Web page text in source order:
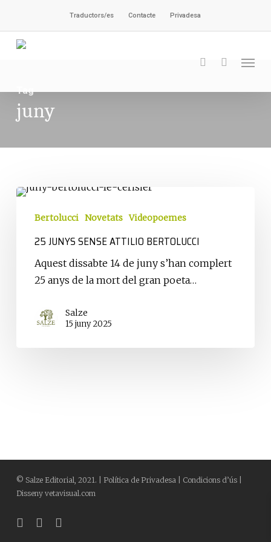
contingut
Traductors/es Contacte Privadesa
cerca
Tag
juny
25
junys
Attilio
Bertolucci
Bertolucci Novetats Videopoemes
25 JUNYS SENSE ATTILIO BERTOLUCCI
Aquest dissabte 14 de juny s’han complert
25 anys de la mort del gran poeta…
Salze
15 juny 2025
© Salze Editorial, 2021. | Política de Privadesa| Condicions d’ús|
Disseny vetavisual.com
blueskyfacebookinstagram